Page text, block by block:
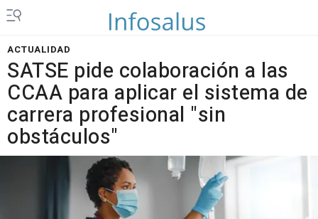
ACTUALIDAD
SATSE pide colaboración a las
CCAA para aplicar el sistema de
carrera profesional "sin
obstáculos"